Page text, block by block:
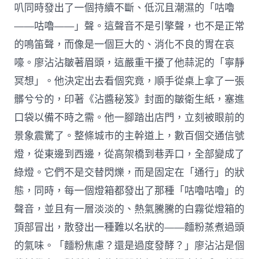
叭同時發出了一個持續不斷、低沉且潮濕的「咕嚕
——咕嚕——」聲。這聲音不是引擎聲，也不是正常
的鳴笛聲，而像是一個巨大的、消化不良的胃在哀
嚎。廖沾沾皺著眉頭，這嚴重干擾了他蒜泥的「寧靜
冥想」。他決定出去看個究竟，順手從桌上拿了一張
髒兮兮的，印著《沾醬秘笈》封面的皺衛生紙，塞進
口袋以備不時之需。他一腳踏出店門，立刻被眼前的
景象震驚了。整條城市的主幹道上，數百個交通信號
燈，從東邊到西邊，從高架橋到巷弄口，全部變成了
綠燈。它們不是交替閃爍，而是固定在「通行」的狀
態，同時，每一個燈箱都發出了那種「咕嚕咕嚕」的
聲音，並且有一層淡淡的、熱氣騰騰的白霧從燈箱的
頂部冒出，散發出一種難以名狀的——麵粉蒸煮過頭
的氣味。「麵粉焦慮？還是過度發酵？」廖沾沾是個